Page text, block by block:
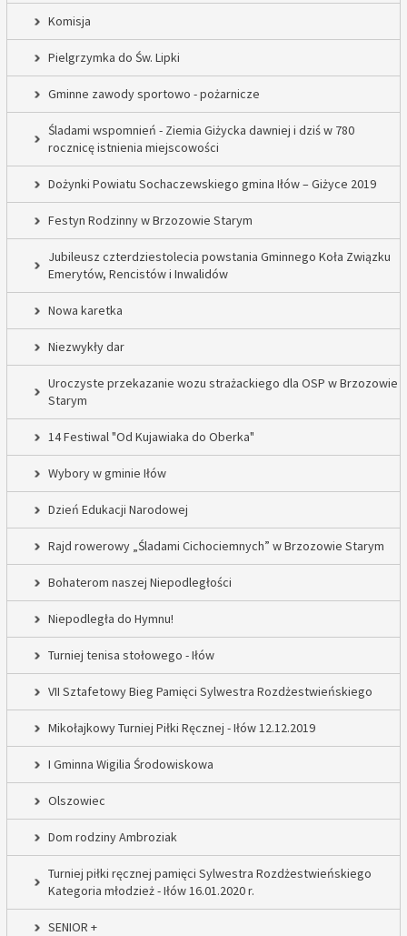
Komisja
Pielgrzymka do Św. Lipki
Gminne zawody sportowo - pożarnicze
Śladami wspomnień - Ziemia Giżycka dawniej i dziś w 780
rocznicę istnienia miejscowości
Dożynki Powiatu Sochaczewskiego gmina Iłów – Giżyce 2019
Festyn Rodzinny w Brzozowie Starym
Jubileusz czterdziestolecia powstania Gminnego Koła Związku
Emerytów, Rencistów i Inwalidów
Nowa karetka
Niezwykły dar
Uroczyste przekazanie wozu strażackiego dla OSP w Brzozowie
Starym
14 Festiwal "Od Kujawiaka do Oberka"
Wybory w gminie Iłów
Dzień Edukacji Narodowej
Rajd rowerowy „Śladami Cichociemnych” w Brzozowie Starym
Bohaterom naszej Niepodległości
Niepodległa do Hymnu!
Turniej tenisa stołowego - Iłów
VII Sztafetowy Bieg Pamięci Sylwestra Rozdżestwieńskiego
Mikołajkowy Turniej Piłki Ręcznej - Iłów 12.12.2019
I Gminna Wigilia Środowiskowa
Olszowiec
Dom rodziny Ambroziak
Turniej piłki ręcznej pamięci Sylwestra Rozdżestwieńskiego
Kategoria młodzież - Iłów 16.01.2020 r.
SENIOR +